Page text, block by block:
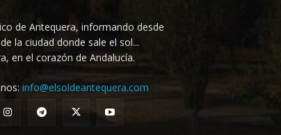
de Antequera, informando desde
la ciudad donde sale el sol...
en el corazón de Andalucía.
info@elsoldeantequera.com